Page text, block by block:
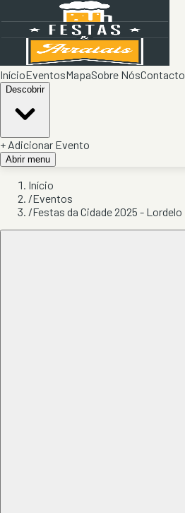
InícioEventosMapaSobre NósContacto
Descobrir
+ Adicionar Evento
Abrir menu
Início
/Eventos
/Festas da Cidade 2025 - Lordelo